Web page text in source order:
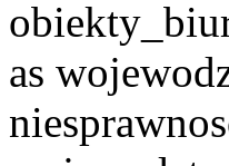
as